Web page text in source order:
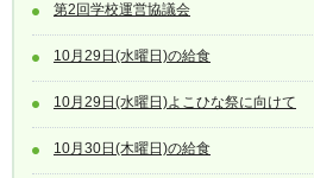
第2回学校運営協議会
10月29日(水曜日)の給食
10月29日(水曜日)よこひな祭に向けて
10月30日(木曜日)の給食